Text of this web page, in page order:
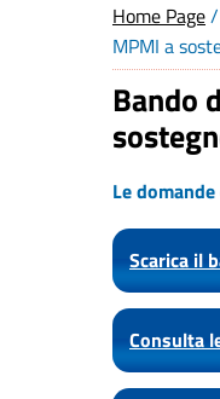
Home Page/
MPMI a
Bando
Le
Scarica il
Consulta